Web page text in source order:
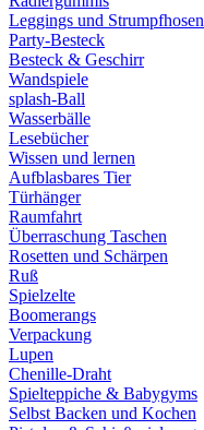
Leggings und Strumpfhosen
Party-Besteck
Besteck & Geschirr
Wandspiele
splash-Ball
Wasserbälle
Lesebücher
Wissen und lernen
Aufblasbares Tier
Türhänger
Raumfahrt
Überraschung Taschen
Rosetten und Schärpen
Ruß
Spielzelte
Boomerangs
Verpackung
Lupen
Chenille-Draht
Spielteppiche & Babygyms
Selbst Backen und Kochen